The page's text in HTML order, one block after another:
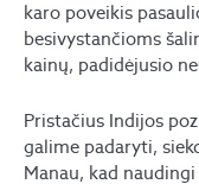
karo poveikis
besivystančioms
kainų, padidėjusio
Pristačius Indijos
galime padaryti,
Manau, kad